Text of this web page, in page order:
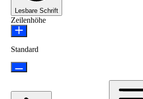
Lesbare Schrift
Zeilenhöhe
Standard